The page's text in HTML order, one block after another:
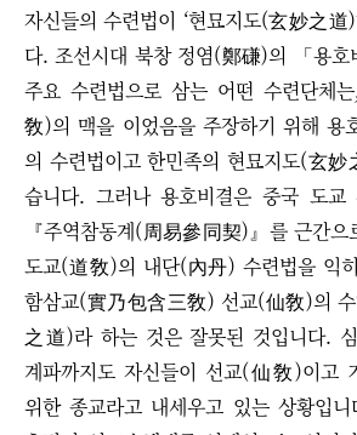
자신들의 수련법이 ‘현묘지도(玄妙之道)
다. 조선시대 북창 정염(鄭磏)의 「용
주요 수련법으로 삼는 어떤 수련단체
敎)의 맥을 이었음을 주장하기 위해 용
의 수련법이고 한민족의 현묘지도(玄
습니다. 그러나 용호비결은 중국 도
『주역참동계(周易參同契)』를 근간
도교(道敎)의 내단(內丹) 수련법을 익
함삼교(實乃包含三敎) 선교(仙敎)의
之道)라 하는 것은 잘못된 것입니다.
계파까지도 자신들이 선교(仙敎)이고
위한 종교라고 내세우고 있는 상황입